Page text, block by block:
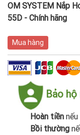
OM SYSTEM Nắp
55D - Chính hãng
Mua hàng
Bảo
Hoàn tiền
Bồi thường